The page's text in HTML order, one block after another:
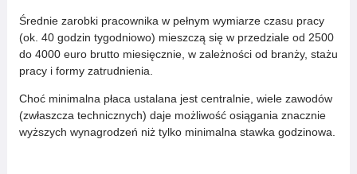
Średnie zarobki pracownika w pełnym wymiarze czasu pracy
(ok. 40 godzin tygodniowo) mieszczą się w przedziale od 2500
do 4000 euro brutto miesięcznie, w zależności od branży, stażu
pracy i formy zatrudnienia.
Choć minimalna płaca ustalana jest centralnie, wiele zawodów
(zwłaszcza technicznych) daje możliwość osiągania znacznie
wyższych wynagrodzeń niż tylko minimalna stawka godzinowa.